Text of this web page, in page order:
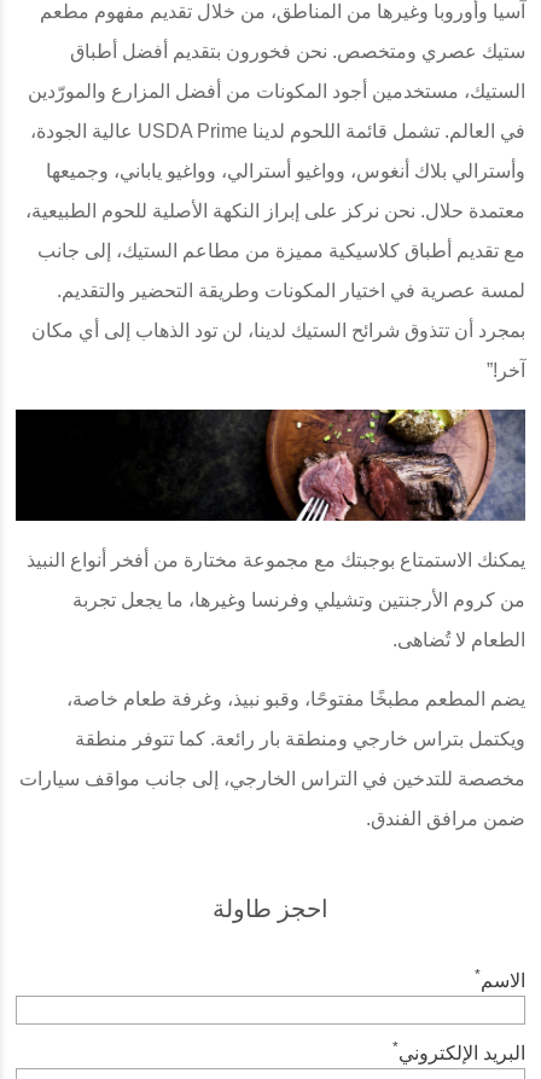
آسيا وأوروبا وغيرها من المناطق، من خلال تقديم مفهوم مطعم
ستيك عصري ومتخصص. نحن فخورون بتقديم أفضل أطباق
الستيك، مستخدمين أجود المكونات من أفضل المزارع والمورّدين
في العالم. تشمل قائمة اللحوم لدينا USDA Prime عالية الجودة،
وأسترالي بلاك أنغوس، وواغيو أسترالي، وواغيو ياباني، وجميعها
معتمدة حلال. نحن نركز على إبراز النكهة الأصلية للحوم الطبيعية،
مع تقديم أطباق كلاسيكية مميزة من مطاعم الستيك، إلى جانب
لمسة عصرية في اختيار المكونات وطريقة التحضير والتقديم.
بمجرد أن تتذوق شرائح الستيك لدينا، لن تود الذهاب إلى أي مكان
آخر!”
يمكنك الاستمتاع بوجبتك مع مجموعة مختارة من أفخر أنواع النبيذ
من كروم الأرجنتين وتشيلي وفرنسا وغيرها، ما يجعل تجربة
الطعام لا تُضاهى.
يضم المطعم مطبخًا مفتوحًا، وقبو نبيذ، وغرفة طعام خاصة،
ويكتمل بتراس خارجي ومنطقة بار رائعة. كما تتوفر منطقة
مخصصة للتدخين في التراس الخارجي، إلى جانب مواقف سيارات
ضمن مرافق الفندق.
احجز طاولة
الاسم*
البريد الإلكتروني*